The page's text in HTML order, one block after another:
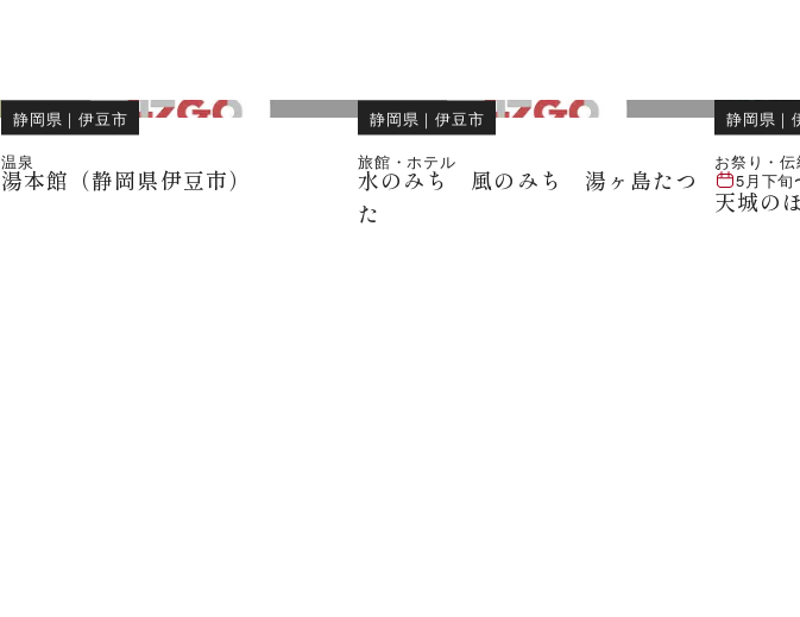
静岡県 ｜伊豆市
温泉
湯本館（静岡県伊豆市）
静岡県 ｜伊豆市
旅館・ホテル
水のみち 風のみち 湯ヶ島たつ
た
静岡県 ｜
お祭り・
5月下旬
天城の